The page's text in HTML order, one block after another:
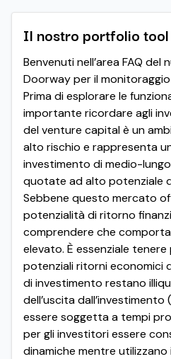
Il nostro portfolio tool
Benvenuti nell’area FAQ
Doorway per il
Prima di esplorare le
importante ricordare agli
del venture capital è un
alto rischio e rappresenta
investimento di medio-
quotate ad alto potenziale
Sebbene questo mercato
potenzialità di ritorno
comprendere che
elevato. È essenziale
potenziali ritorni economici
di investimento restano
dell’uscita dall’investimento
essere soggetta a tempi
per gli investitori essere
dinamiche mentre